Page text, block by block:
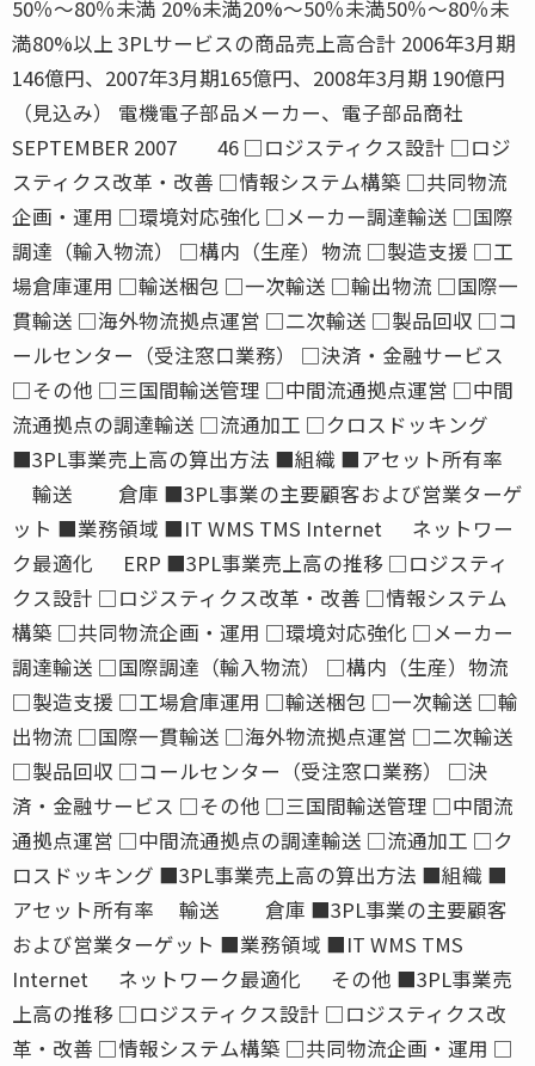
50％〜80％未満 20%未満20%〜50％未満50％〜80％未
満80%以上 3PLサービスの商品売上高合計 2006年3月期
146億円、2007年3月期165億円、2008年3月期 190億円
（見込み） 電機電子部品メーカー、電子部品商社
SEPTEMBER 2007 46 □ロジスティクス設計 □ロジ
スティクス改革・改善 □情報システム構築 □共同物流
企画・運用 □環境対応強化 □メーカー調達輸送 □国際
調達（輸入物流） □構内（生産）物流 □製造支援 □工
場倉庫運用 □輸送梱包 □一次輸送 □輸出物流 □国際一
貫輸送 □海外物流拠点運営 □二次輸送 □製品回収 □コ
ールセンター（受注窓口業務） □決済・金融サービス
□その他 □三国間輸送管理 □中間流通拠点運営 □中間
流通拠点の調達輸送 □流通加工 □クロスドッキング
■3PL事業売上高の算出方法 ■組織 ■アセット所有率
輸送 倉庫 ■3PL事業の主要顧客および営業ターゲ
ット ■業務領域 ■IT WMS TMS Internet ネットワー
ク最適化 ERP ■3PL事業売上高の推移 □ロジスティ
クス設計 □ロジスティクス改革・改善 □情報システム
構築 □共同物流企画・運用 □環境対応強化 □メーカー
調達輸送 □国際調達（輸入物流） □構内（生産）物流
□製造支援 □工場倉庫運用 □輸送梱包 □一次輸送 □輸
出物流 □国際一貫輸送 □海外物流拠点運営 □二次輸送
□製品回収 □コールセンター（受注窓口業務） □決
済・金融サービス □その他 □三国間輸送管理 □中間流
通拠点運営 □中間流通拠点の調達輸送 □流通加工 □ク
ロスドッキング ■3PL事業売上高の算出方法 ■組織 ■
アセット所有率 輸送 倉庫 ■3PL事業の主要顧客
および営業ターゲット ■業務領域 ■IT WMS TMS
Internet ネットワーク最適化 その他 ■3PL事業売
上高の推移 □ロジスティクス設計 □ロジスティクス改
革・改善 □情報システム構築 □共同物流企画・運用 □